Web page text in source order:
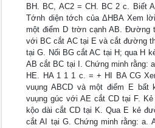
BH. BC, AC2 = CH. BC 2 c. Biết
Tớnh diện tớch của ΔHBA Xem
một điểm D trờn cạnh AB. Đường
với BC cắt AC tại E và cắt đường
tại G. Nối BG cắt AC tại H; qua H
AB cắt BC tại I. Chứng minh rằng:
HE. HA 1 1 1 c. = + HI BA CG
vuụng ABCD và một điểm E
vuụng gúc với AE cắt CD tại F.
kộo dài cắt CD tại K. Qua E kẻ
cắt AI tại G. Chứng minh rằng: a.